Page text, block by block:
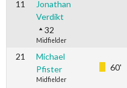
11
Jonathan
Verdikt
32
Midfielder
21
Michael
Pfister
Midfielder
60'